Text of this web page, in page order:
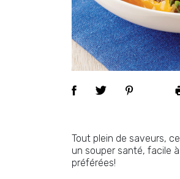
Tout plein de saveurs, ce
un souper santé, facile
préférées!